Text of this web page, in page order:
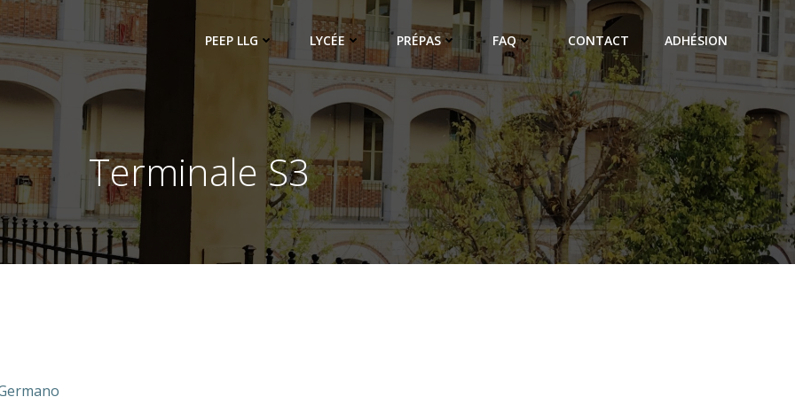
PEEP LLG LYCÉE PRÉPAS FAQ CONTACT ADHÉSION
Terminale S3